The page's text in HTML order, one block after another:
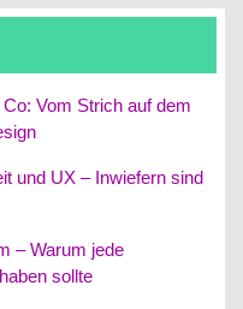
Vom Strich auf dem
und UX – Inwiefern sind
– Warum jede
sollte